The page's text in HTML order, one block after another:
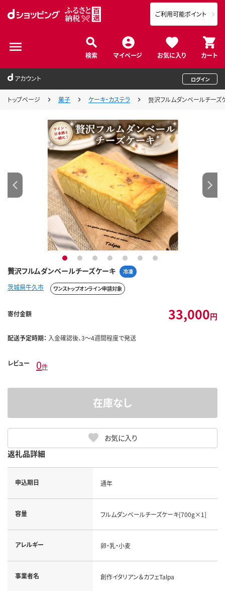
検索 マイページ お気に入り カート
ご利用可能ポイント
アカウント ログイン
トップページ 菓子 ケーキ・カステラ 贅沢フルムダンベールチーズ
贅沢フルムダンベールチーズケーキ 冷凍
1 2 3 4 5 6 7
茨城県牛久市 ワンストップオンライン申請対象
寄付金額 33,000円
配送予定時期： 入金確認後、3～4週間程度で発送
レビュー 0件
お気に入り
在庫なし
返礼品詳細
申込期日 通年
容量 フルムダンベールチーズケーキ[700g×1]
アレルギー 卵・乳・小麦
事業者名 創作イタリアン＆カフェTalpa